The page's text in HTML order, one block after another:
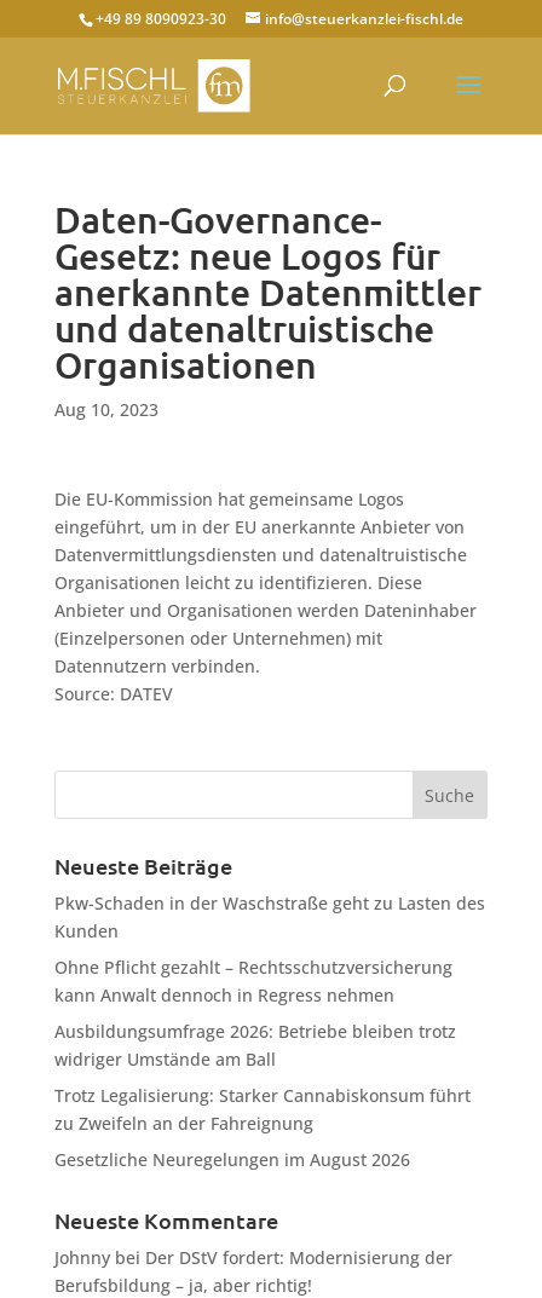
+49 89 8090923-30 info@steuerkanzlei-fischl.de
Daten-Governance-
Gesetz: neue Logos für
anerkannte Datenmittler
und datenaltruistische
Organisationen
Aug 10, 2023
Die EU-Kommission hat gemeinsame Logos
eingeführt, um in der EU anerkannte Anbieter von
Datenvermittlungsdiensten und datenaltruistische
Organisationen leicht zu identifizieren. Diese
Anbieter und Organisationen werden Dateninhaber
(Einzelpersonen oder Unternehmen) mit
Datennutzern verbinden.
Source: DATEV
Neueste Beiträge
Pkw-Schaden in der Waschstraße geht zu Lasten des
Kunden
Ohne Pflicht gezahlt – Rechtsschutzversicherung
kann Anwalt dennoch in Regress nehmen
Ausbildungsumfrage 2026: Betriebe bleiben trotz
widriger Umstände am Ball
Trotz Legalisierung: Starker Cannabiskonsum führt
zu Zweifeln an der Fahreignung
Gesetzliche Neuregelungen im August 2026
Neueste Kommentare
Johnnybei Der DStV fordert: Modernisierung der
Berufsbildung – ja, aber richtig!